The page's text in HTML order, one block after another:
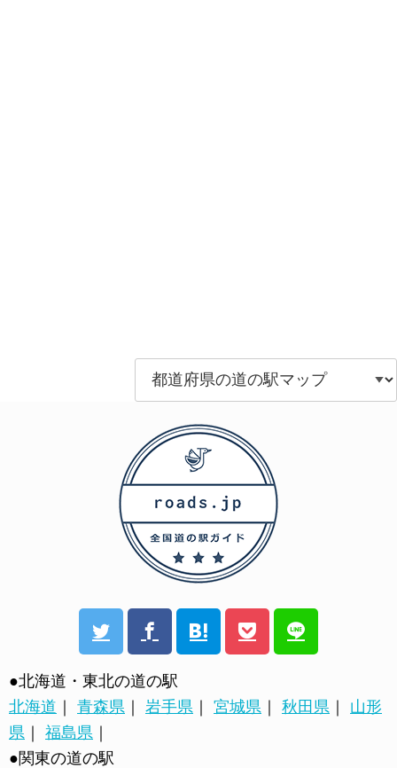
●北海道・東北の道の駅
北海道 ｜ 青森県 ｜ 岩手県 ｜ 宮城県 ｜ 秋田県 ｜ 山形
県 ｜ 福島県 ｜
●関東の道の駅